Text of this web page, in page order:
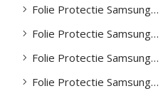
Folie Protectie Samsung S23
Folie Protectie Samsung S24
Folie Protectie Samsung S24 Plus
Folie Protectie Samsung S24 Ultra